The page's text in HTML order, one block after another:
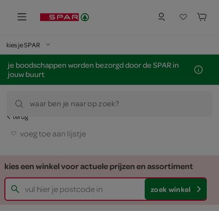
kies je SPAR
je boodschappen worden bezorgd door de SPAR in
jouw buurt
waar ben je naar op zoek?
terug
voeg toe aan lijstje
kies een winkel voor actuele prijzen en assortiment
zoek winkel